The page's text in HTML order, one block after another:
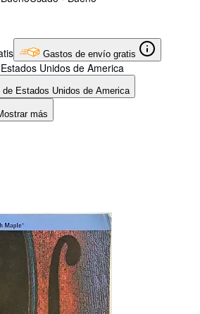
Gastos de envío gratis
Unidos de America
Estados Unidos de America
más